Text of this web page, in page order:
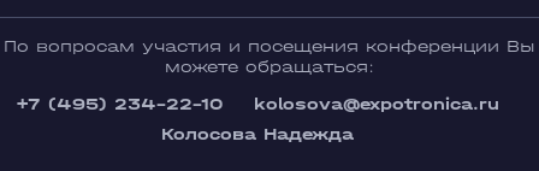
По вопросам участия и посещения конференции Вы
можете обращаться:
+7 (495) 234-22-10
kolosova@expotronica.ru
Колосова Надежда